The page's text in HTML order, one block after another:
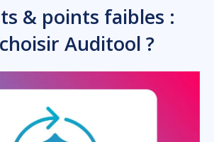
& points faibles :
Auditool ?